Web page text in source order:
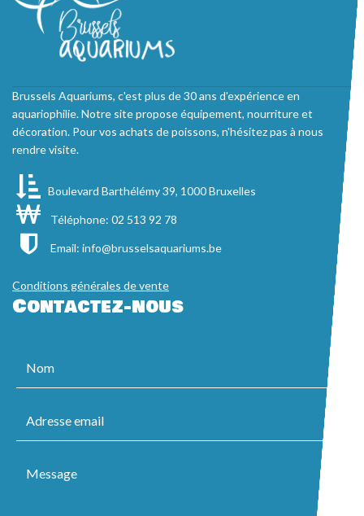
Brussels Aquariums, c'est plus de 30 ans d'expérience en
aquariophilie. Notre site propose équipement, nourriture et
décoration. Pour vos achats de poissons, n'hésitez pas à nous
rendre visite.
Boulevard Barthélémy 39, 1000 Bruxelles
Téléphone: 02 513 92 78
Email: info@brusselsaquariums.be
Conditions générales de vente
Contactez-nous